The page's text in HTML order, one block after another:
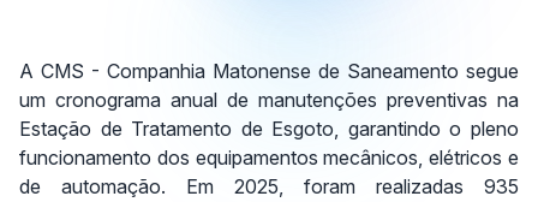
A CMS - Companhia Matonense de Saneamento segue
um cronograma anual de manutenções preventivas na
Estação de Tratamento de Esgoto, garantindo o pleno
funcionamento dos equipamentos mecânicos, elétricos e
de automação. Em 2025, foram realizadas 935